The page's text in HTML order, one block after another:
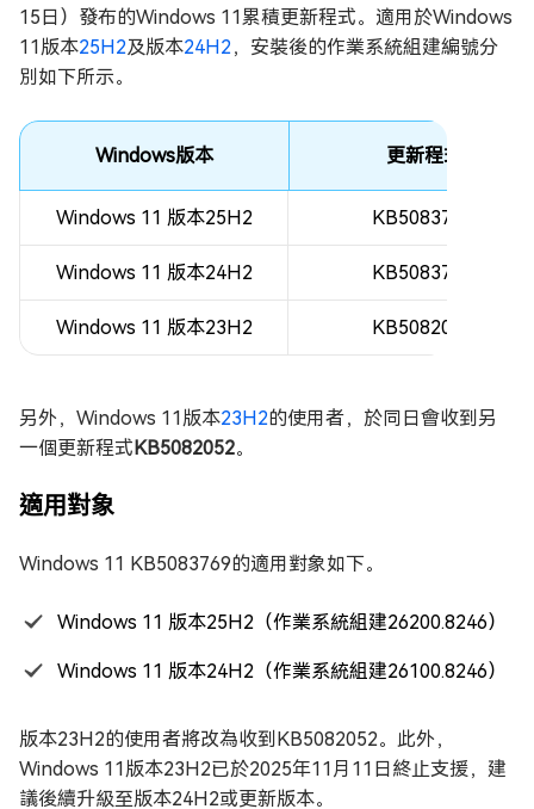
15日）發布的Windows 11累積更新程式。適用於Windows
11版本25H2及版本24H2 ，安裝後的作業系統組建編號分
別如下所示。
Windows版本 更新程式
Windows 11 版本25H2 KB5083769
Windows 11 版本24H2 KB5083769
Windows 11 版本23H2 KB5082052
另外，Windows 11版本23H2的使用者，於同日會收到另
一個更新程式KB5082052。
適用對象
Windows 11 KB5083769的適用對象如下。
Windows 11 版本25H2（作業系統組建26200.8246）
Windows 11 版本24H2（作業系統組建26100.8246）
版本23H2的使用者將改為收到KB5082052。此外，
Windows 11版本23H2已於2025年11月11日終止支援，建
議後續升級至版本24H2或更新版本。